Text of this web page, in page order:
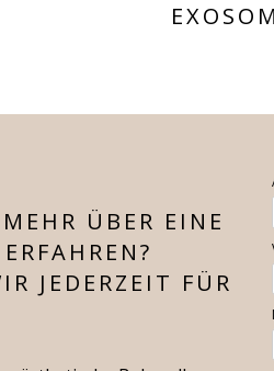
ÜBER EINE
JEDERZEIT FÜR